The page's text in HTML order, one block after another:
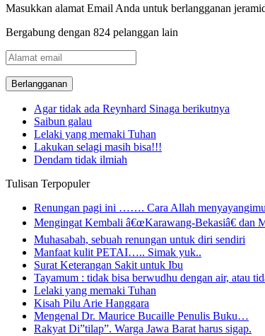
Masukkan alamat Email Anda untuk berlangganan
Bergabung dengan 824 pelanggan lain
Alamat
email
Agar tidak ada Reynhard Sinaga berikutnya
Saibun galau
Lelaki yang memaki Tuhan
Lakukan selagi masih bisa!!!
Dendam tidak ilmiah
Tulisan Terpopuler
Renungan pagi ini ……. Cara Allah menyayangimu
Mengingat Kembali â€œKarawang-Bekasiâ€ dan
Muhasabah, sebuah renungan untuk diri sendiri
Manfaat kulit PETAI….. Simak yuk..
Surat Keterangan Sakit untuk Ibu
Tayamum : tidak bisa berwudhu dengan air, atau
Lelaki yang memaki Tuhan
Kisah Pilu Arie Hanggara
Mengenal Dr. Maurice Bucaille Penulis Buku…
Rakyat Di”tilap”. Warga Jawa Barat harus sigap.